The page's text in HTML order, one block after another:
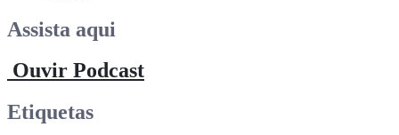
Assista aqui
Ouvir Podcast
Etiquetas